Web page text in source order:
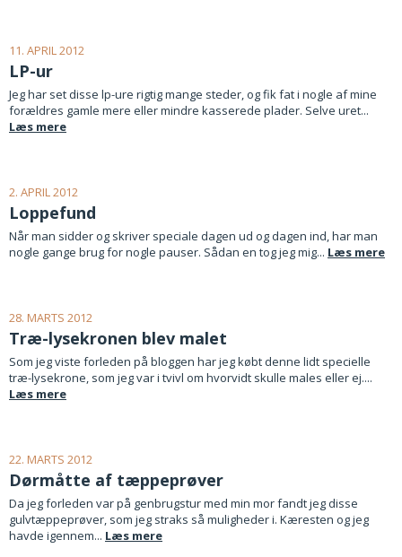
11. APRIL 2012
LP-ur
Jeg har set disse lp-ure rigtig mange steder, og fik fat i nogle af mine
forældres gamle mere eller mindre kasserede plader. Selve uret...
Læs mere
2. APRIL 2012
Loppefund
Når man sidder og skriver speciale dagen ud og dagen ind, har man
nogle gange brug for nogle pauser. Sådan en tog jeg mig... Læs mere
28. MARTS 2012
Træ-lysekronen blev malet
Som jeg viste forleden på bloggen har jeg købt denne lidt specielle
træ-lysekrone, som jeg var i tvivl om hvorvidt skulle males eller ej....
Læs mere
22. MARTS 2012
Dørmåtte af tæppeprøver
Da jeg forleden var på genbrugstur med min mor fandt jeg disse
gulvtæppeprøver, som jeg straks så muligheder i. Kæresten og jeg
havde igennem... Læs mere